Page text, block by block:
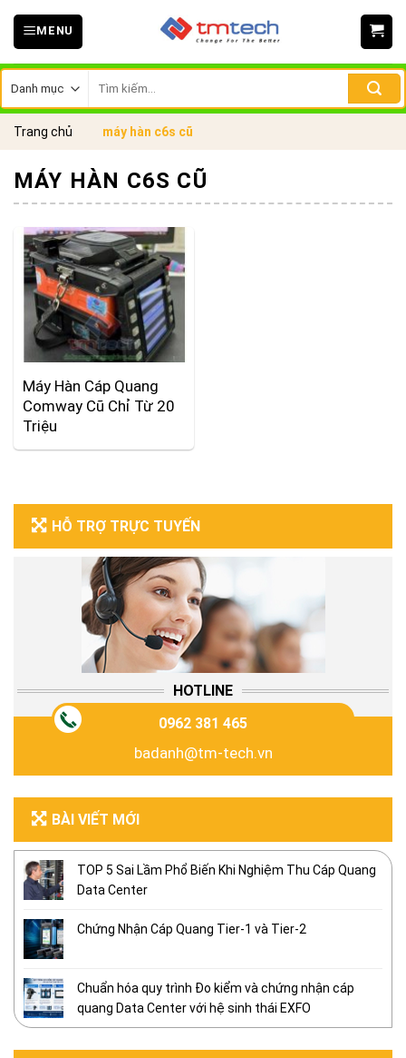
Skip
MENU
kiếm:
Trang chủ máy hàn c6s cũ
HỖ TRỢ TRỰC TUYẾN
HOTLINE
0962 381 465
badanh@tm-tech.vn
BÀI VIẾT MỚI
TOP 5 Sai Lầm Phổ Biến Khi Nghiệm Thu Cáp Quang
Data Center
Chứng Nhận Cáp Quang Tier-1 và Tier-2
Chuẩn hóa quy trình Đo kiểm và chứng nhận cáp
quang Data Center với hệ sinh thái EXFO
MÁY HÀN C6S CŨ
Máy Hàn Cáp Quang
Comway Cũ Chỉ Từ 20
Triệu